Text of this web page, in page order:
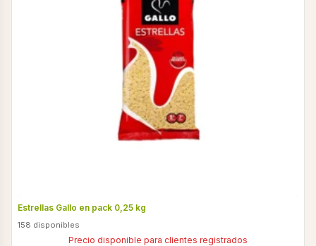
Estrellas Gallo en pack 0,25 kg
158 disponibles
Precio disponible para clientes registrados